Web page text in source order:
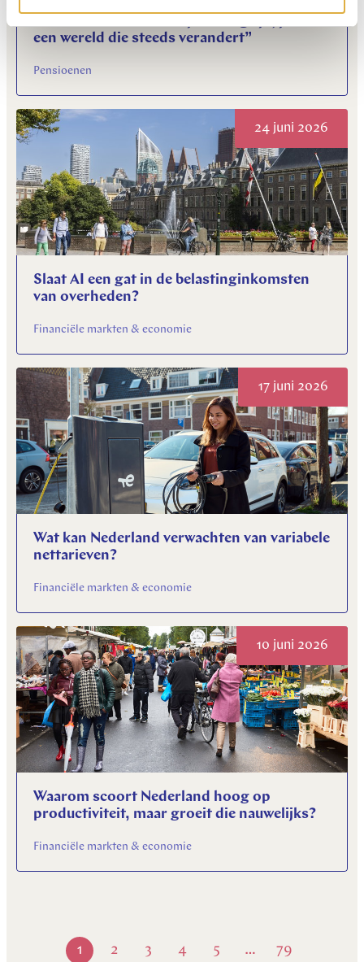
een wereld die steeds verandert”
Pensioenen
24 juni 2026
Slaat AI een gat in de belastinginkomsten
van overheden?
Financiële markten & economie
17 juni 2026
Wat kan Nederland verwachten van variabele
nettarieven?
Financiële markten & economie
10 juni 2026
Waarom scoort Nederland hoog op
productiviteit, maar groeit die nauwelijks?
Financiële markten & economie
1 2 3 4 5 … 79